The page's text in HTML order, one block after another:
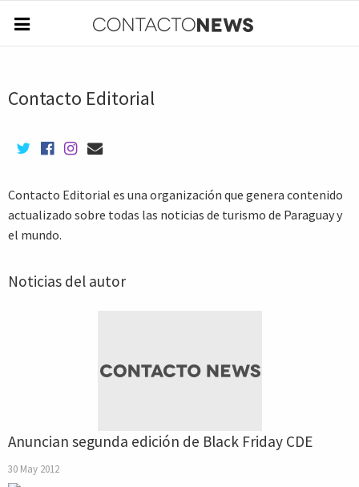
Contacto Editorial
Contacto Editorial es una organización que genera contenido
actualizado sobre todas las noticias de turismo de Paraguay y
el mundo.
Noticias del autor
Anuncian segunda edición de Black Friday CDE
30 May 2012